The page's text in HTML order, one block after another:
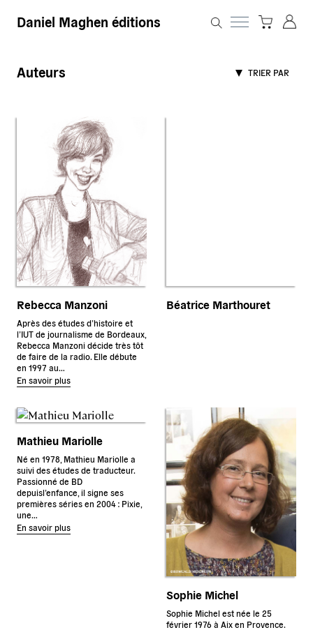
Daniel Maghen éditions
Auteurs TRIER PAR
Rebecca Manzoni
Après des études d’histoire et
l’IUT de journalisme de Bordeaux,
Rebecca Manzoni décide très tôt
de faire de la radio. Elle débute
en 1997 au…
En savoir plus
Béatrice Marthouret
Mathieu Mariolle
Né en 1978, Mathieu Mariolle a
suivi des études de traducteur.
Passionné de BD
depuisl’enfance, il signe ses
premières séries en 2004 : Pixie,
une…
En savoir plus
Sophie Michel
Sophie Michel est née le 25
février 1976 à Aix en Provence.